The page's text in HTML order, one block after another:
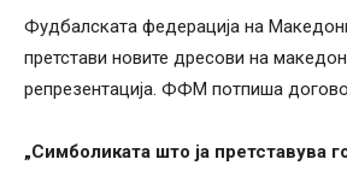
Фудбалската федерација на
претстави новите дресови на
репрезентација. ФФМ потпиша
„Симболиката што ја претставува